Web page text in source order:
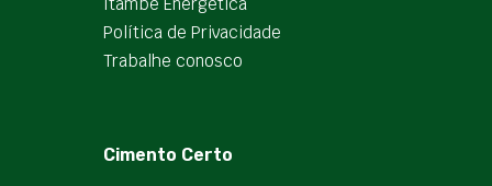
Política de Privacidade
Trabalhe conosco
Cimento Certo